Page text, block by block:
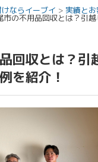
ならイーブイ > 実績と
市の不用品回収とは？引
回収とは？引
を紹介！